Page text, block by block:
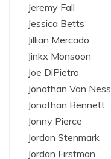
Jeremy Fall
Jessica Betts
Jillian Mercado
Jinkx Monsoon
Joe DiPietro
Jonathan Van Ness
Jonathan Bennett
Jonny Pierce
Jordan Stenmark
Jordan Firstman